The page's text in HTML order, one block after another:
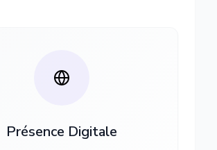
Présence Digitale